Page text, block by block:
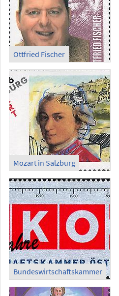
Ottfried Fischer
Mozart in Salzburg
Bundeswirtschaftskammer